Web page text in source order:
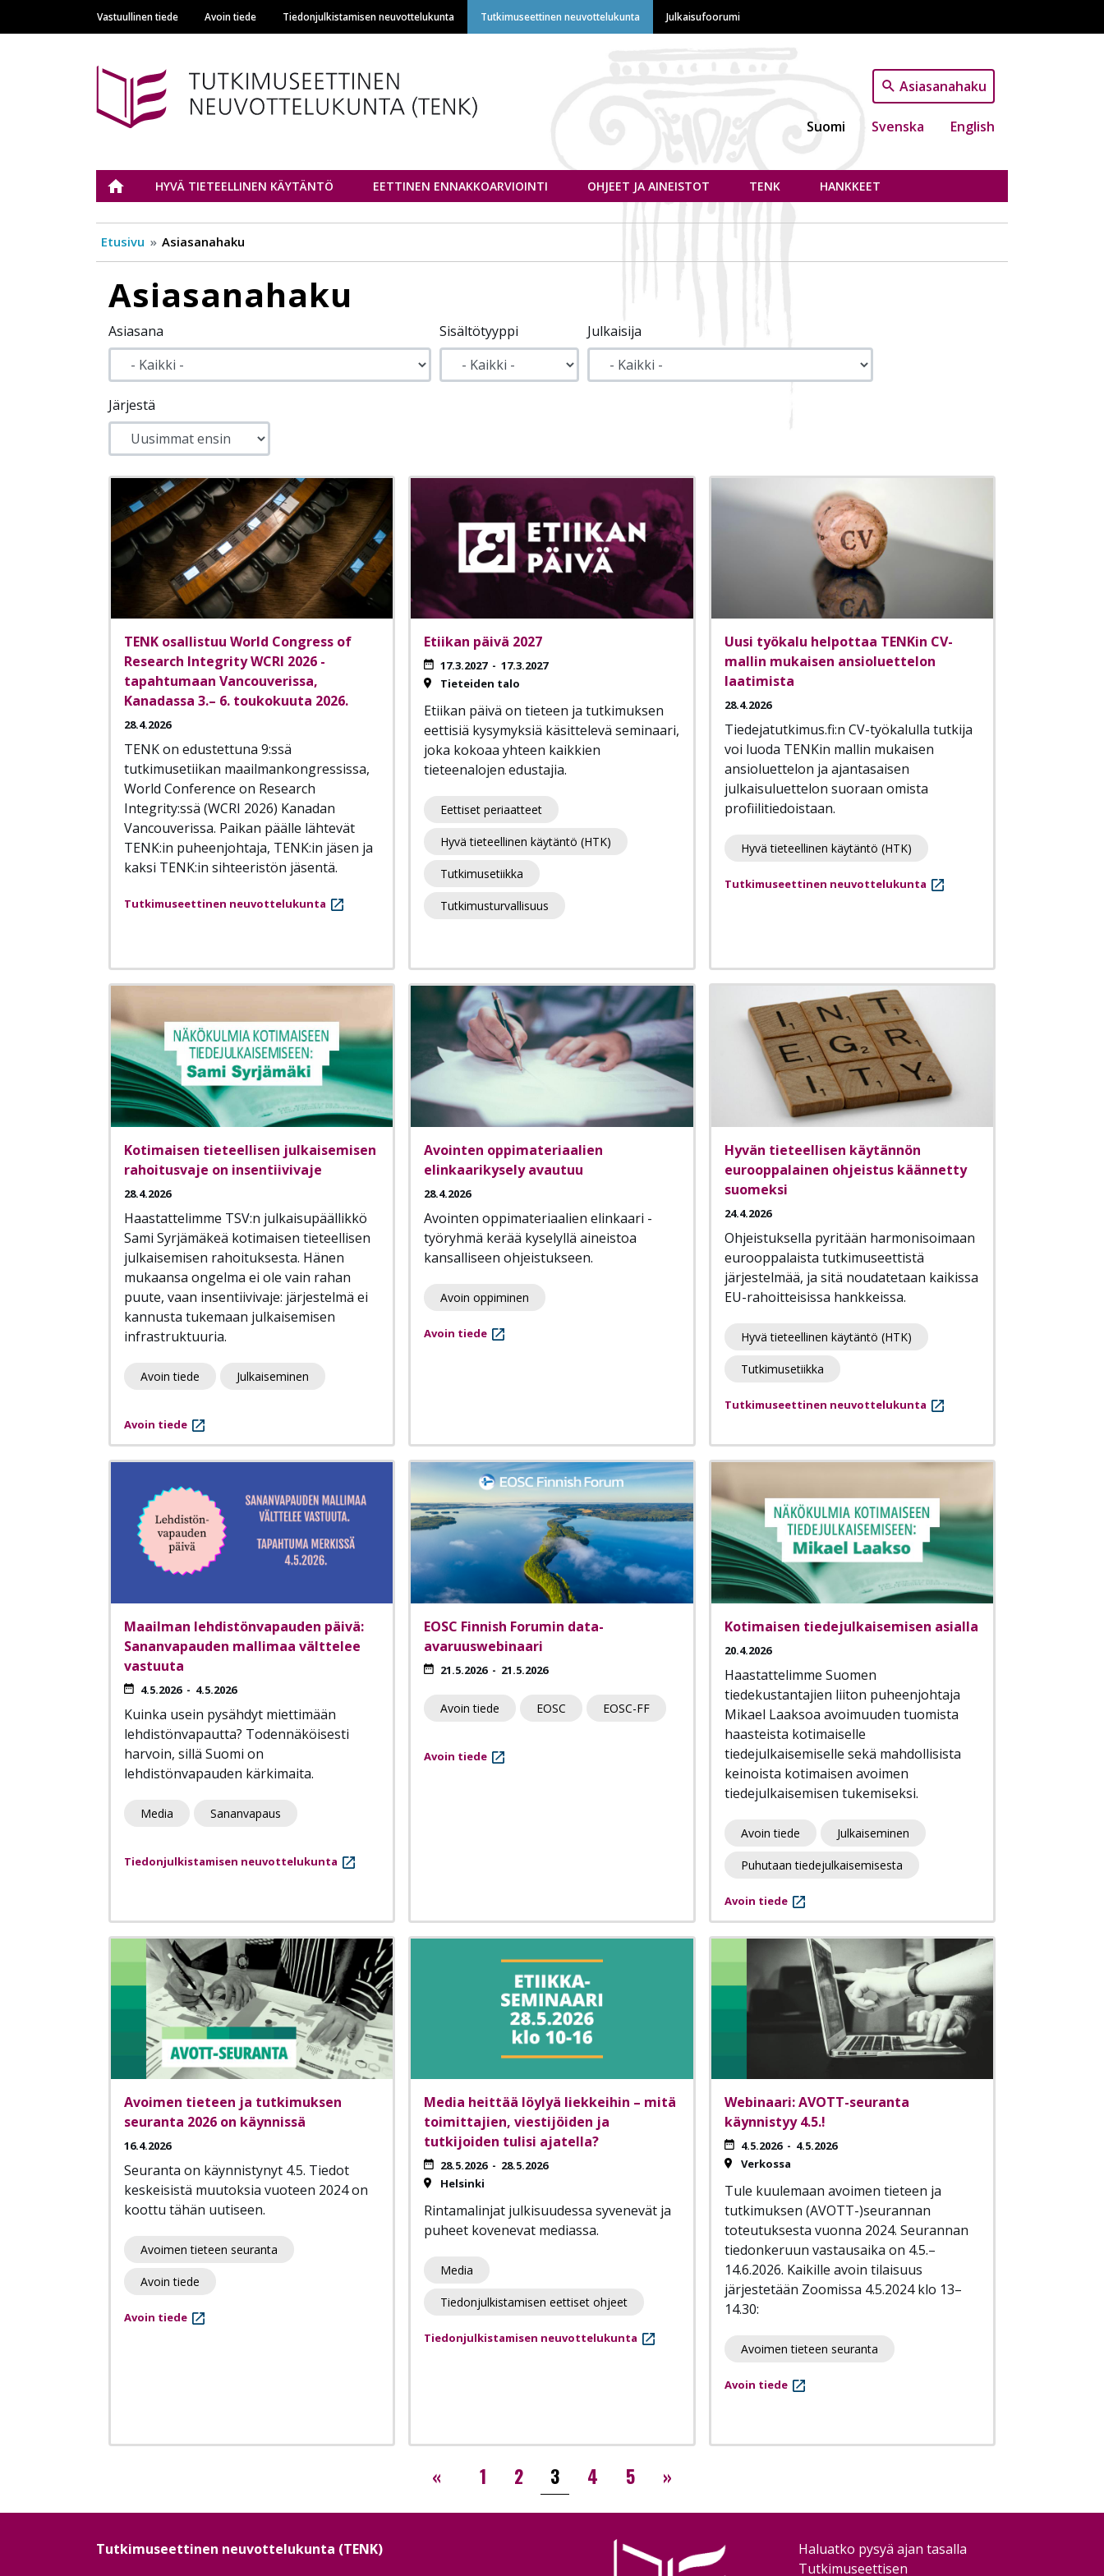
Hyppää
pääsisältöön
Main navigation
Vastuullinen tiede Avoin tiede Tiedonjulkistamisen neuvottelukunta Tutkimuseettinen neuvottelukunta Julkaisufoorumi
Asiasanahaku
Suomi Svenska English
Tutkimuseettinen neuvottelukunta
ETUSIVUHYVÄ TIETEELLINEN KÄYTÄNTÖ EETTINEN ENNAKKOARVIOINTI OHJEET JA AINEISTOT TENK HANKKEET
Etusivu Asiasanahaku
Asiasanahaku
Asiasana Sisältötyyppi Julkaisija
Järjestä
TENK osallistuu World Congress of
Research Integrity WCRI 2026 -
tapahtumaan Vancouverissa,
Kanadassa 3.– 6. toukokuuta 2026.
28.4.2026
TENK on edustettuna 9:ssä
tutkimusetiikan maailmankongressissa,
World Conference on Research
Integrity:ssä (WCRI 2026) Kanadan
Vancouverissa. Paikan päälle lähtevät
TENK:in puheenjohtaja, TENK:in jäsen ja
kaksi TENK:in sihteeristön jäsentä.
Tutkimuseettinen neuvottelukunta
Etiikan päivä 2027
17.3.2027-17.3.2027
Tieteiden talo
Etiikan päivä on tieteen ja tutkimuksen
eettisiä kysymyksiä käsittelevä seminaari,
joka kokoaa yhteen kaikkien
tieteenalojen edustajia.
Eettiset periaatteet
Hyvä tieteellinen käytäntö (HTK)
Tutkimusetiikka
Tutkimusturvallisuus
Uusi työkalu helpottaa TENKin CV-
mallin mukaisen ansioluettelon
laatimista
28.4.2026
Tiedejatutkimus.fi:n CV-työkalulla tutkija
voi luoda TENKin mallin mukaisen
ansioluettelon ja ajantasaisen
julkaisuluettelon suoraan omista
profiilitiedoistaan.
Hyvä tieteellinen käytäntö (HTK)
Tutkimuseettinen neuvottelukunta
Kotimaisen tieteellisen julkaisemisen
rahoitusvaje on insentiivivaje
28.4.2026
Haastattelimme TSV:n julkaisupäällikkö
Sami Syrjämäkeä kotimaisen tieteellisen
julkaisemisen rahoituksesta. Hänen
mukaansa ongelma ei ole vain rahan
puute, vaan insentiivivaje: järjestelmä ei
kannusta tukemaan julkaisemisen
infrastruktuuria.
Avoin tiede Julkaiseminen
Avoin tiede
Avointen oppimateriaalien
elinkaarikysely avautuu
28.4.2026
Avointen oppimateriaalien elinkaari -
työryhmä kerää kyselyllä aineistoa
kansalliseen ohjeistukseen.
Avoin oppiminen
Avoin tiede
Hyvän tieteellisen käytännön
eurooppalainen ohjeistus käännetty
suomeksi
24.4.2026
Ohjeistuksella pyritään harmonisoimaan
eurooppalaista tutkimuseettistä
järjestelmää, ja sitä noudatetaan kaikissa
EU-rahoitteisissa hankkeissa.
Hyvä tieteellinen käytäntö (HTK)
Tutkimusetiikka
Tutkimuseettinen neuvottelukunta
Maailman lehdistönvapauden päivä:
Sananvapauden mallimaa välttelee
vastuuta
4.5.2026- 4.5.2026
Kuinka usein pysähdyt miettimään
lehdistönvapautta? Todennäköisesti
harvoin, sillä Suomi on
lehdistönvapauden kärkimaita.
Media Sananvapaus
Tiedonjulkistamisen neuvottelukunta
EOSC Finnish Forumin data-
avaruuswebinaari
21.5.2026- 21.5.2026
Avoin tiede EOSC EOSC-FF
Avoin tiede
Kotimaisen tiedejulkaisemisen asialla
20.4.2026
Haastattelimme Suomen
tiedekustantajien liiton puheenjohtaja
Mikael Laaksoa avoimuuden tuomista
haasteista kotimaiselle
tiedejulkaisemiselle sekä mahdollisista
keinoista kotimaisen avoimen
tiedejulkaisemisen tukemiseksi.
Avoin tiede Julkaiseminen
Puhutaan tiedejulkaisemisesta
Avoin tiede
Avoimen tieteen ja tutkimuksen
seuranta 2026 on käynnissä
16.4.2026
Seuranta on käynnistynyt 4.5. Tiedot
keskeisistä muutoksia vuoteen 2024 on
koottu tähän uutiseen.
Avoimen tieteen seuranta
Avoin tiede
Avoin tiede
Media heittää löylyä liekkeihin – mitä
toimittajien, viestijöiden ja
tutkijoiden tulisi ajatella?
28.5.2026- 28.5.2026
Helsinki
Rintamalinjat julkisuudessa syvenevät ja
puheet kovenevat mediassa.
Media
Tiedonjulkistamisen eettiset ohjeet
Tiedonjulkistamisen neuvottelukunta
Webinaari: AVOTT-seuranta
käynnistyy 4.5.!
4.5.2026- 4.5.2026
Verkossa
Tule kuulemaan avoimen tieteen ja
tutkimuksen (AVOTT-)seurannan
toteutuksesta vuonna 2024. Seurannan
tiedonkeruun vastausaika on 4.5.–
14.6.2026. Kaikille avoin tilaisuus
järjestetään Zoomissa 4.5.2024 klo 13–
14.30:
Avoimen tieteen seuranta
Avoin tiede
« 1 2 3 4 5 »››
Tutkimuseettinen neuvottelukunta (TENK)
Haluatko pysyä ajan tasalla
Tutkimuseettisen